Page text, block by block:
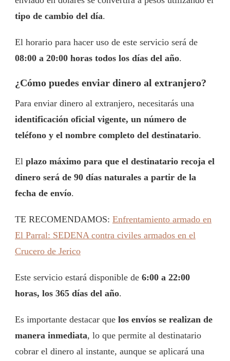
tipo de cambio del día.
El horario para hacer uso de este servicio será de
08:00 a 20:00 horas todos los días del año.
¿Cómo puedes enviar dinero al extranjero?
Para enviar dinero al extranjero, necesitarás una
identificación oficial vigente, un número de
teléfono y el nombre completo del destinatario.
El plazo máximo para que el destinatario recoja el
dinero será de 90 días naturales a partir de la
fecha de envío.
TE RECOMENDAMOS: Enfrentamiento armado en
El Parral: SEDENA contra civiles armados en el
Crucero de Jerico
Este servicio estará disponible de 6:00 a 22:00
horas, los 365 días del año.
Es importante destacar que los envíos se realizan de
manera inmediata, lo que permite al destinatario
cobrar el dinero al instante, aunque se aplicará una